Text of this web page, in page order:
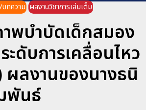
บทความ ผลงานวิชาการเล่มเต็ม
พบำบัดเด็กสมอง
ะดับการเคลื่อนไหว
ผลงานของนางธนิ
พันธ์